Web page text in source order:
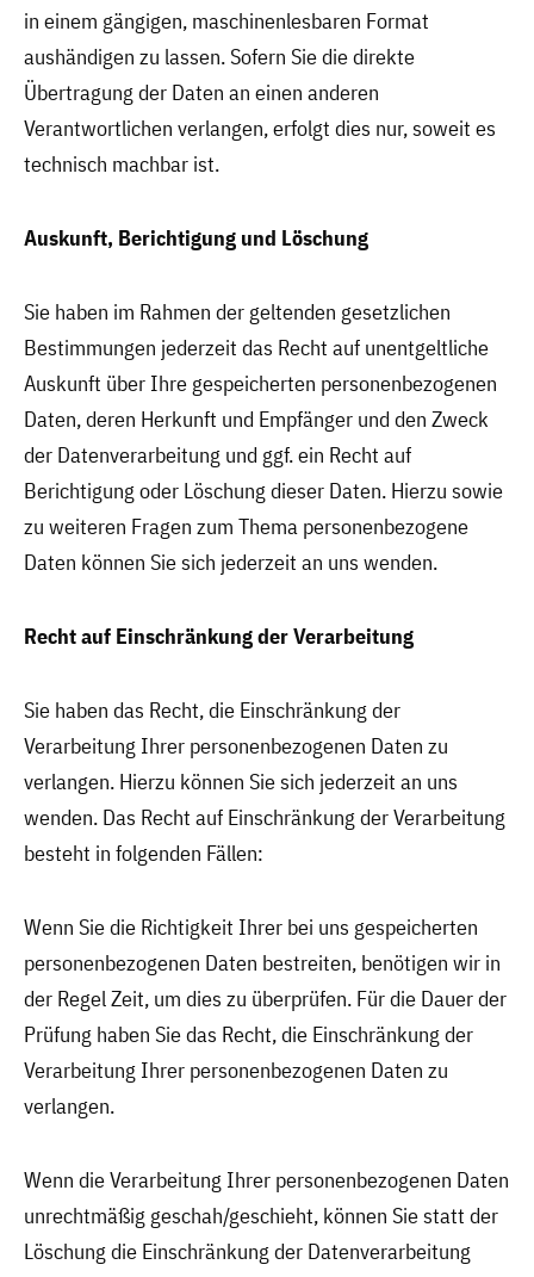
in einem gängigen, maschinenlesbaren Format
aushändigen zu lassen. Sofern Sie die direkte
Übertragung der Daten an einen anderen
Verantwortlichen verlangen, erfolgt dies nur, soweit es
technisch machbar ist.
Auskunft, Berichtigung und Löschung
Sie haben im Rahmen der geltenden gesetzlichen
Bestimmungen jederzeit das Recht auf unentgeltliche
Auskunft über Ihre gespeicherten personenbezogenen
Daten, deren Herkunft und Empfänger und den Zweck
der Datenverarbeitung und ggf. ein Recht auf
Berichtigung oder Löschung dieser Daten. Hierzu sowie
zu weiteren Fragen zum Thema personenbezogene
Daten können Sie sich jederzeit an uns wenden.
Recht auf Einschränkung der Verarbeitung
Sie haben das Recht, die Einschränkung der
Verarbeitung Ihrer personenbezogenen Daten zu
verlangen. Hierzu können Sie sich jederzeit an uns
wenden. Das Recht auf Einschränkung der Verarbeitung
besteht in folgenden Fällen:
Wenn Sie die Richtigkeit Ihrer bei uns gespeicherten
personenbezogenen Daten bestreiten, benötigen wir in
der Regel Zeit, um dies zu überprüfen. Für die Dauer der
Prüfung haben Sie das Recht, die Einschränkung der
Verarbeitung Ihrer personenbezogenen Daten zu
verlangen.
Wenn die Verarbeitung Ihrer personenbezogenen Daten
unrechtmäßig geschah/geschieht, können Sie statt der
Löschung die Einschränkung der Datenverarbeitung